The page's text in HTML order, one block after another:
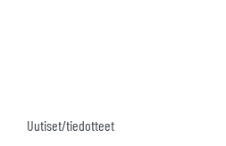
Uutiset/tiedotteet